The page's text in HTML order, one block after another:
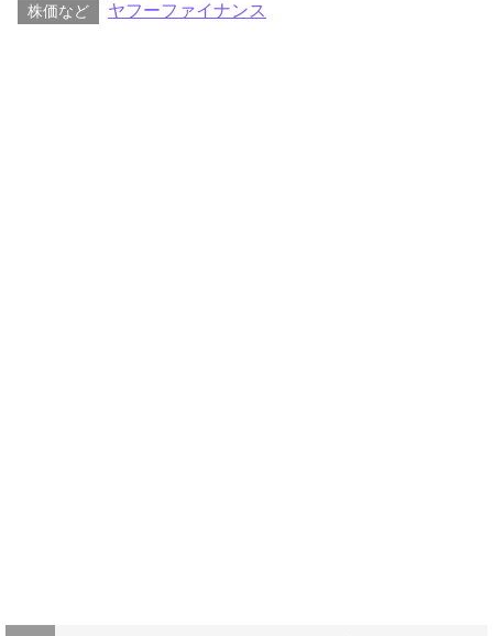
株価など ヤフーファイナンス